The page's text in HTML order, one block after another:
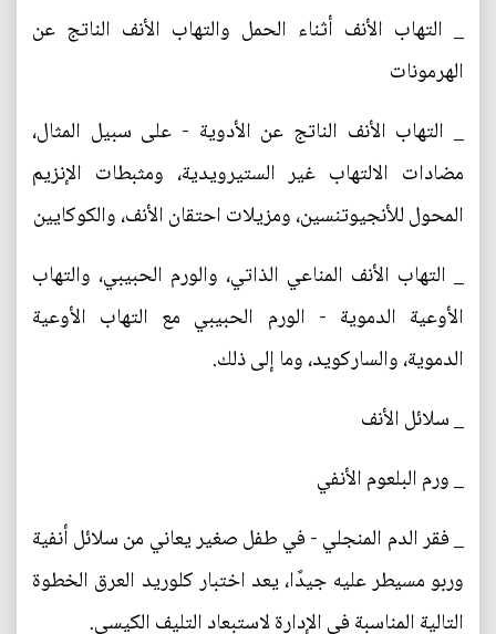
_ التهاب الأنف أثناء الحمل والتهاب الأنف الناتج عن
الهرمونات
_ التهاب الأنف الناتج عن الأدوية - على سبيل المثال،
مضادات الالتهاب غير الستيرويدية، ومثبطات الإنزيم
المحول للأنجيوتنسين، ومزيلات احتقان الأنف، والكوكايين
_ التهاب الأنف المناعي الذاتي، والورم الحبيبي، والتهاب
الأوعية الدموية - الورم الحبيبي مع التهاب الأوعية
الدموية، والساركويد، وما إلى ذلك.
_ سلائل الأنف
_ ورم البلعوم الأنفي
_ فقر الدم المنجلي - في طفل صغير يعاني من سلائل أنفية
وربو مسيطر عليه جيدًا، يعد اختبار كلوريد العرق الخطوة
التالية المناسبة في الإدارة لاستبعاد التليف الكيسي.